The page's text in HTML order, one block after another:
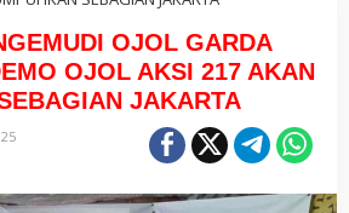
OJOL GARDA
OJOL AKSI 217 AKAN
JAKARTA